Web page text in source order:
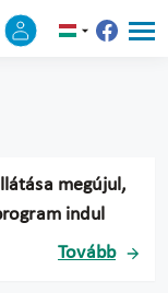
megújul,
indul
Tovább